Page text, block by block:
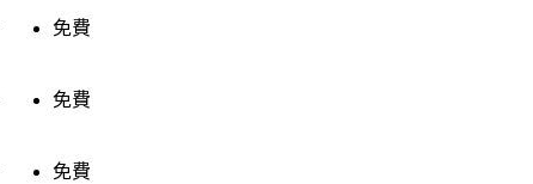
免費
免費
免費